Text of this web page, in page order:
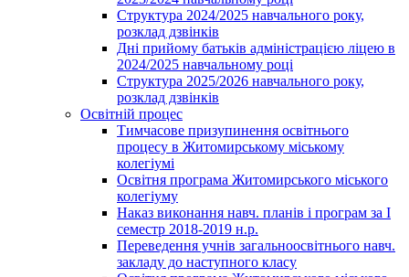
Структура 2024/2025 навчального року,
розклад дзвінків
Дні прийому батьків адміністрацією ліцею в
2024/2025 навчальному році
Структура 2025/2026 навчального року,
розклад дзвінків
Освітній процес
Тимчасове призупинення освітнього
процесу в Житомирському міському
колегіумі
Освітня програма Житомирського міського
колегіуму
Наказ виконання навч. планів і програм за І
семестр 2018-2019 н.р.
Переведення учнів загальноосвітнього навч.
закладу до наступного класу